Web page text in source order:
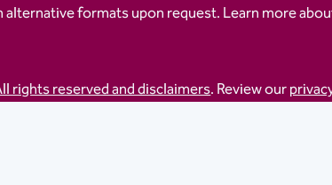
alternative formats upon request. Learn more
rights reserved and disclaimers. Review our